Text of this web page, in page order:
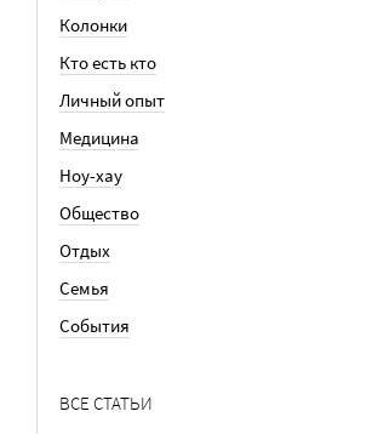
Колонки
Кто есть кто
Личный опыт
Медицина
Ноу-хау
Общество
Отдых
Семья
События
ВСЕ СТАТЬИ